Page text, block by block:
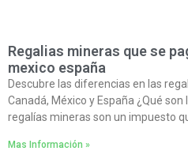
Regalias mineras que se
mexico españa
Descubre las diferencias en las
Canadá, México y España ¿Qué
regalías mineras son un impuesto
Mas Información »